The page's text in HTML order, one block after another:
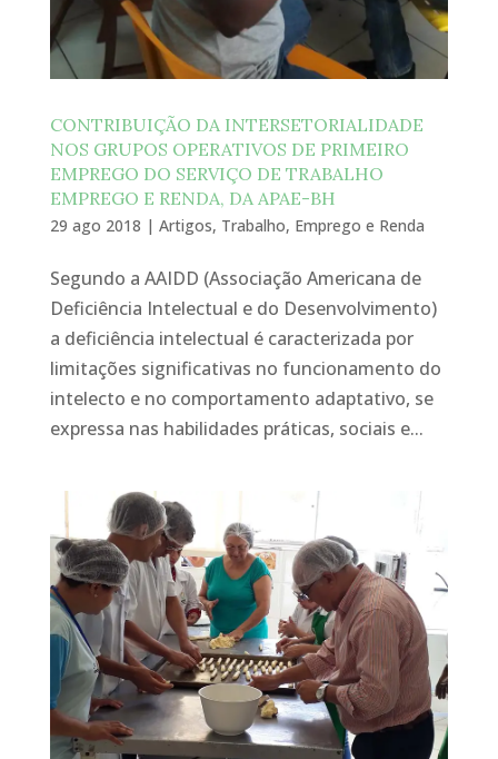
CONTRIBUIÇÃO DA INTERSETORIALIDADE
NOS GRUPOS OPERATIVOS DE PRIMEIRO
EMPREGO DO SERVIÇO DE TRABALHO
EMPREGO E RENDA, DA APAE-BH
29 ago 2018 | Artigos, Trabalho, Emprego e Renda
Segundo a AAIDD (Associação Americana de
Deficiência Intelectual e do Desenvolvimento)
a deficiência intelectual é caracterizada por
limitações significativas no funcionamento do
intelecto e no comportamento adaptativo, se
expressa nas habilidades práticas, sociais e...